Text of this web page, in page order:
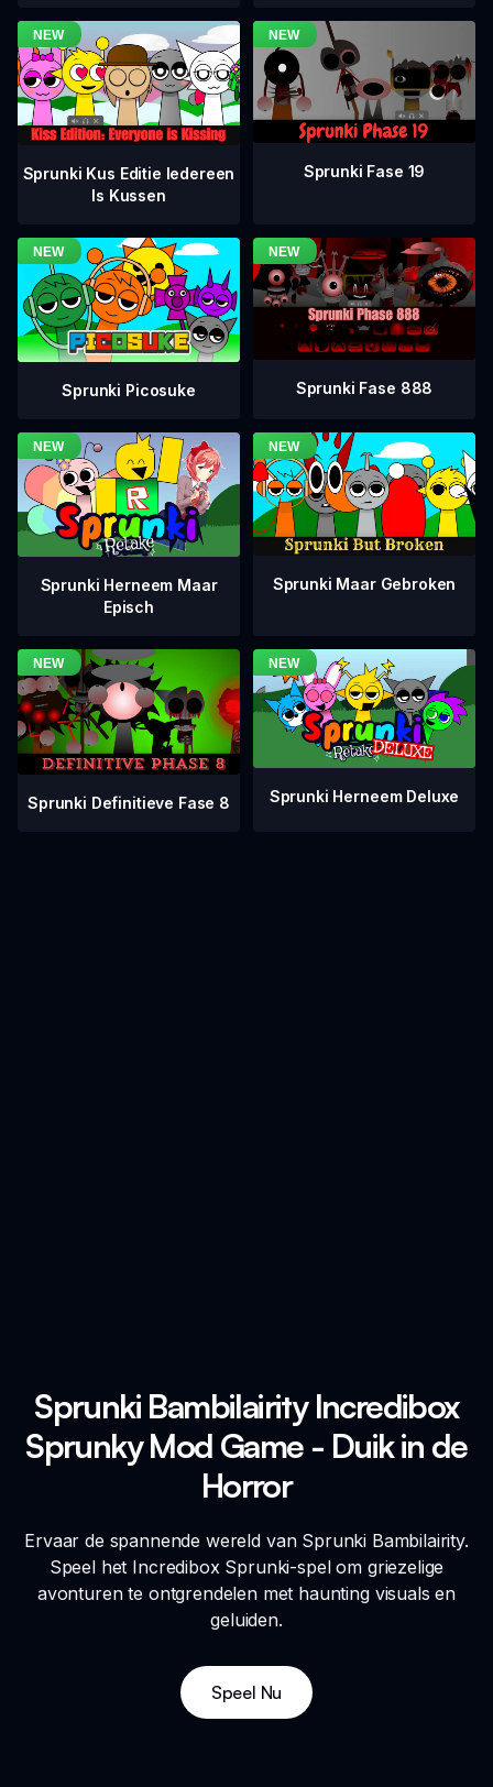
Sprunki Kus Editie Iedereen
Is Kussen
Sprunki Fase 19
Sprunki Picosuke Sprunki Fase 888
Sprunki Herneem Maar
Episch
Sprunki Maar Gebroken
Sprunki Definitieve Fase 8 Sprunki Herneem Deluxe
Sprunki Bambilairity Incredibox
Sprunky Mod Game - Duik in de
Horror
Ervaar de spannende wereld van Sprunki Bambilairity.
Speel het Incredibox Sprunki-spel om griezelige
avonturen te ontgrendelen met haunting visuals en
geluiden.
Speel Nu